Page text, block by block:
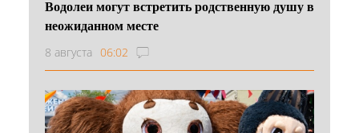
Водолеи могут встретить родственную душу в
неожиданном месте
8 августа 06:02